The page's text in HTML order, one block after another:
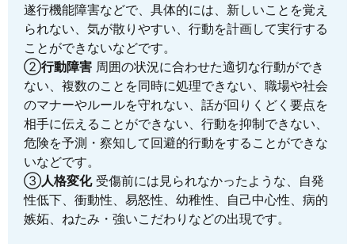
遂行機能障害などで、具体的には、新しいことを覚え
られない、気が散りやすい、行動を計画して実行する
ことができないなどです。
②行動障害 周囲の状況に合わせた適切な行動ができ
ない、複数のことを同時に処理できない、職場や社会
のマナーやルールを守れない、話が回りくどく要点を
相手に伝えることができない、行動を抑制できない、
危険を予測・察知して回避的行動をすることができな
いなどです。
③人格変化受傷前には見られなかったような、自発
性低下、衝動性、易怒性、幼稚性、自己中心性、病的
嫉妬、ねたみ・強いこだわりなどの出現です。